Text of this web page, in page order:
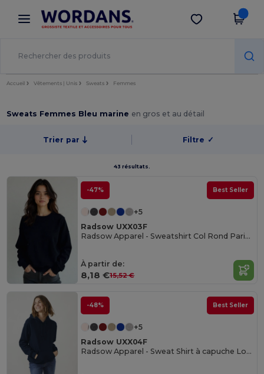
× Appli Wordans
Meilleurs prix sur l’app !
Obtenir l'appli
Accueil Vêtements | Unis Sweats Femmes
Sweats Femmes Bleu marine en gros et au détail
Trier par Filtre ✓
43 résultats.
-47% Best Seller
+5
Radsow UXX03F
Radsow Apparel - Sweatshirt Col Rond Paris pour femmes
À partir de:
8,18 €15,52 €
-48% Best Seller
+5
Radsow UXX04F
Radsow Apparel - Sweat Shirt à capuche London pour femmes